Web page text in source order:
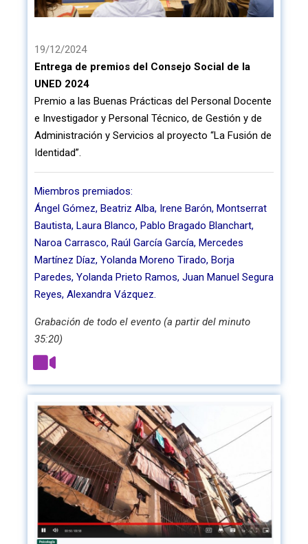
19/12/2024
Entrega de premios del Consejo Social de la
UNED 2024
Premio a las Buenas Prácticas del Personal Docente
e Investigador y Personal Técnico, de Gestión y de
Administración y Servicios al proyecto “La Fusión de
Identidad”.
Miembros premiados:
Ángel Gómez, Beatriz Alba, Irene Barón, Montserrat
Bautista, Laura Blanco, Pablo Bragado Blanchart,
Naroa Carrasco, Raúl García García, Mercedes
Martínez Díaz, Yolanda Moreno Tirado, Borja
Paredes, Yolanda Prieto Ramos, Juan Manuel Segura
Reyes, Alexandra Vázquez.
Grabación de todo el evento (a partir del minuto
35:20)